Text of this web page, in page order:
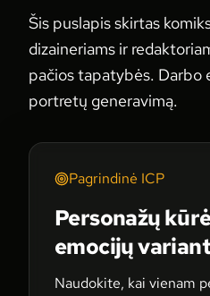
Šis puslapis skirtas
dizaineriams ir
pačios tapatybės. Darbo
portretų generavimą.
Pagrindinė ICP
Personažų
emocijų
Naudokite, kai vienam